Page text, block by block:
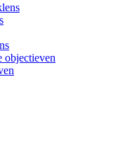
objectieven